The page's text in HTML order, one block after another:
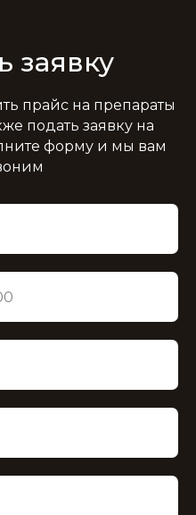
заявку
прайс на препараты
подать заявку на
форму и мы вам